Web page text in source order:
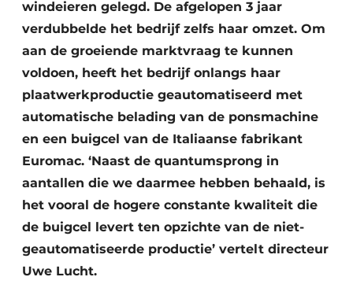
windeieren gelegd. De afgelopen 3 jaar
verdubbelde het bedrijf zelfs haar omzet. Om
aan de groeiende marktvraag te kunnen
voldoen, heeft het bedrijf onlangs haar
plaatwerkproductie geautomatiseerd met
automatische belading van de ponsmachine
en een buigcel van de Italiaanse fabrikant
Euromac. ‘Naast de quantumsprong in
aantallen die we daarmee hebben behaald, is
het vooral de hogere constante kwaliteit die
de buigcel levert ten opzichte van de niet-
geautomatiseerde productie’ vertelt directeur
Uwe Lucht.